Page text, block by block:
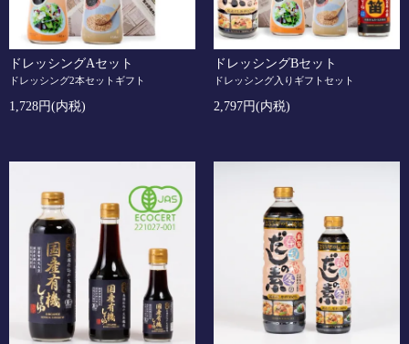
ドレッシングAセット
ドレッシング2本セットギフト
1,728円(内税)
ドレッシングBセット
ドレッシング入りギフトセット
2,797円(内税)